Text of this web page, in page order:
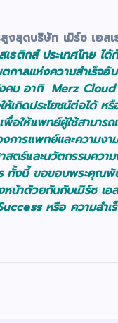
ดบริษัท เมิร์ซ เอสเ
สเธติกส์ ประเทศไทย
ลแห่งความสำเร็จอัน
คม อาทิ Merz
เกิดประโยชน์ต่อได้ ห
ห้แพทย์ผู้ใช้สามารถ
การแพทย์และความง
ตร์และนวัตกรรมคว
ทั้งนี้ ขอขอบพระคุณ
น้าด้วยกันกับเมิร์ซ เ
หรือ ความสำเ